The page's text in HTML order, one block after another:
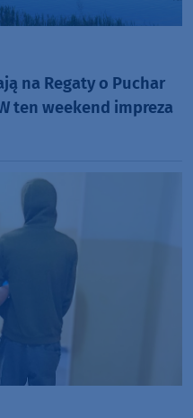
na Regaty o Puchar
ten weekend impreza